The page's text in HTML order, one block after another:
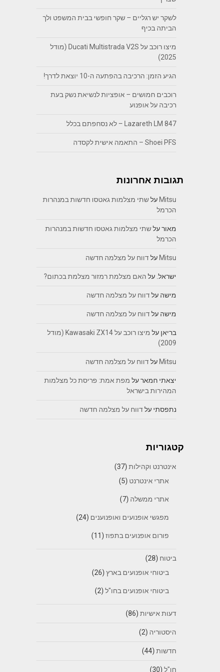
לשקר יש רגליים – שקר חופשי בבית המשפט ולך
הביתה בכיף
מיצו רוכב על Ducati Multistrada V2S (מודל
2025)
הגיע הזמן: הרכיבה בהפתעה ה-10 יוצאת לדרך!
רוכבים חמושים – אופציות לנשיאת נשק בעת
רכיבה על אופנוע
Lazareth LM 847 – לא נסחפתם בכלל
Shoei PFS – התאמה אישית לקסדה
תגובות אחרונות
Mitsu עלשתי מצלמות גאטסו חדשות במנהרות
הכרמל
מאורעלשתי מצלמות גאטסו חדשות במנהרות
הכרמל
Mitsu עלדווח על מצלמה חדשה
ישראל. על האם מצלמת רמזור מצלמת בכתום?
מישה עלדווח על מצלמה חדשה
מישה עלדווח על מצלמה חדשה
בריאן על
מיצו רוכב על Kawasaki ZX14 (מודל
2009)
Mitsu עלדווח על מצלמה חדשה
יצאתי חמארעל מפת אמת: פריסת כל מצלמות
המהירות בישראל
נתפסתי עלדווח על מצלמה חדשה
קטגוריות
אינטרנט וקהילות(37)
אתרי אינטרנט (5)
אתרי ממשלה (7)
מפגשי אופנועים ואופנוענים (24)
פורום אופנועים בתפוז(11)
ביטוח (28)
ביטוחי אופנועים בארץ(26)
ביטוחי אופנועים בחו"ל(2)
דעות אישיות(86)
היסטוריה (2)
חדשות(44)
חו"ל(30)